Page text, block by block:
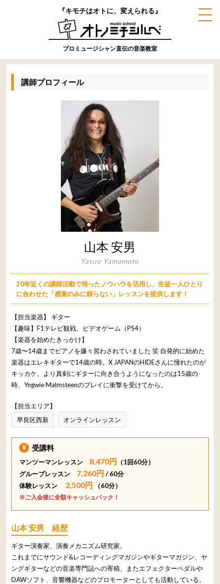
『キモチはオトに、変えられる』
プロミュージシャン直伝の音楽教室
講師プロフィール
山本 安男
Yasuo Yamamoto
20年近くの講師活動で培ったノウハウを活用し、生徒一人ひとり
に合わせた「感覚のみに頼らない」レッスンを提供します！
【担当楽器】 ギター
【趣味】F1テレビ観戦、ビデオゲーム（PS4）
【楽器を始めたきっかけ】
7歳〜14歳までピアノを嫌々習わされていました 笑 自発的に始めた
楽器はエレキギターで14歳の時。X JAPANのHIDEさんに憧れたのが
キッカケ。より真剣にギターに向き合うようになったのは15歳の
時、Yngwie Malmsteenのプレイに衝撃を受けてから。
【担当エリア】
早良区西新
オンラインレッスン
受講料
マンツーマンレッスン 8,470円
（1回60分）
グループレッスン 7,260円 / 60分
体験レッスン
2,500円 （60分）
※ご入会後に全額キャッシュバック！
山本 安男 経歴
ギター演奏家、演奏メカニズム研究家。
これまでにサウンド&レコーディングマガジンやギターマガジン、ヤ
ングギターなどの音楽専門誌への寄稿、またエフェクターペダルや
DAWソフト、音響機器などのプロモーターとしても活動している。